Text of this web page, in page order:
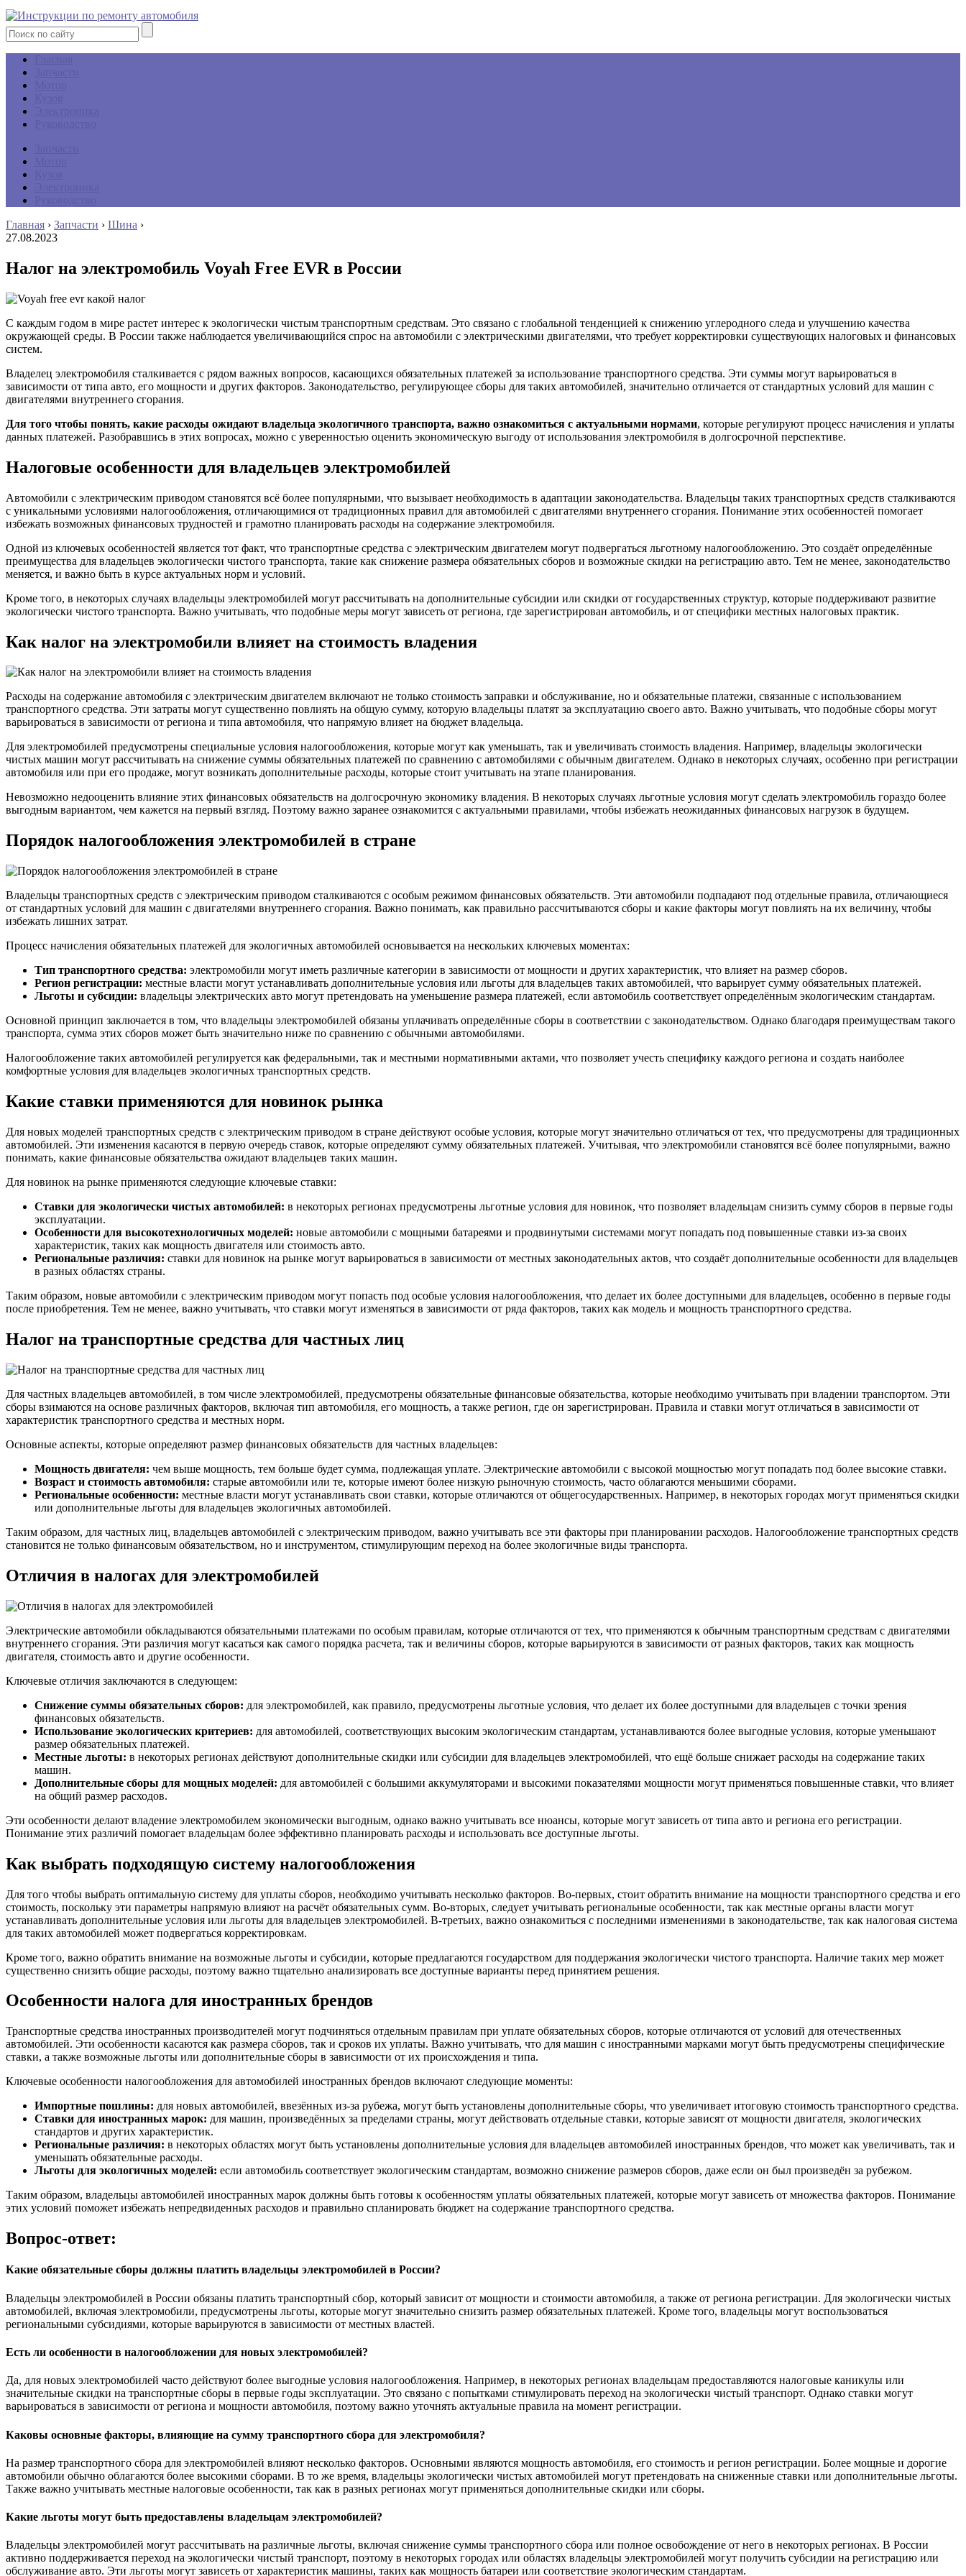
Главная › Запчасти › Шина ›
27.08.2023
Налог на электромобиль Voyah Free EVR в России
С каждым годом в мире растет интерес к экологически чистым транспортным средствам. Это связано с глобальной тенденцией к снижению углеродного следа и улучшению качества
окружающей среды. В России также наблюдается увеличивающийся спрос на автомобили с электрическими двигателями, что требует корректировки существующих налоговых и финансовых
систем.
Владелец электромобиля сталкивается с рядом важных вопросов, касающихся обязательных платежей за использование транспортного средства. Эти суммы могут варьироваться в
зависимости от типа авто, его мощности и других факторов. Законодательство, регулирующее сборы для таких автомобилей, значительно отличается от стандартных условий для машин с
двигателями внутреннего сгорания.
Для того чтобы понять, какие расходы ожидают владельца экологичного транспорта, важно ознакомиться с актуальными нормами, которые регулируют процесс начисления и уплаты
данных платежей. Разобравшись в этих вопросах, можно с уверенностью оценить экономическую выгоду от использования электромобиля в долгосрочной перспективе.
Налоговые особенности для владельцев электромобилей
Автомобили с электрическим приводом становятся всё более популярными, что вызывает необходимость в адаптации законодательства. Владельцы таких транспортных средств сталкиваются
с уникальными условиями налогообложения, отличающимися от традиционных правил для автомобилей с двигателями внутреннего сгорания. Понимание этих особенностей помогает
избежать возможных финансовых трудностей и грамотно планировать расходы на содержание электромобиля.
Одной из ключевых особенностей является тот факт, что транспортные средства с электрическим двигателем могут подвергаться льготному налогообложению. Это создаёт определённые
преимущества для владельцев экологически чистого транспорта, такие как снижение размера обязательных сборов и возможные скидки на регистрацию авто. Тем не менее, законодательство
меняется, и важно быть в курсе актуальных норм и условий.
Кроме того, в некоторых случаях владельцы электромобилей могут рассчитывать на дополнительные субсидии или скидки от государственных структур, которые поддерживают развитие
экологически чистого транспорта. Важно учитывать, что подобные меры могут зависеть от региона, где зарегистрирован автомобиль, и от специфики местных налоговых практик.
Как налог на электромобили влияет на стоимость владения
Расходы на содержание автомобиля с электрическим двигателем включают не только стоимость заправки и обслуживание, но и обязательные платежи, связанные с использованием
транспортного средства. Эти затраты могут существенно повлиять на общую сумму, которую владельцы платят за эксплуатацию своего авто. Важно учитывать, что подобные сборы могут
варьироваться в зависимости от региона и типа автомобиля, что напрямую влияет на бюджет владельца.
Для электромобилей предусмотрены специальные условия налогообложения, которые могут как уменьшать, так и увеличивать стоимость владения. Например, владельцы экологически
чистых машин могут рассчитывать на снижение суммы обязательных платежей по сравнению с автомобилями с обычным двигателем. Однако в некоторых случаях, особенно при регистрации
автомобиля или при его продаже, могут возникать дополнительные расходы, которые стоит учитывать на этапе планирования.
Невозможно недооценить влияние этих финансовых обязательств на долгосрочную экономику владения. В некоторых случаях льготные условия могут сделать электромобиль гораздо более
выгодным вариантом, чем кажется на первый взгляд. Поэтому важно заранее ознакомится с актуальными правилами, чтобы избежать неожиданных финансовых нагрузок в будущем.
Порядок налогообложения электромобилей в стране
Владельцы транспортных средств с электрическим приводом сталкиваются с особым режимом финансовых обязательств. Эти автомобили подпадают под отдельные правила, отличающиеся
от стандартных условий для машин с двигателями внутреннего сгорания. Важно понимать, как правильно рассчитываются сборы и какие факторы могут повлиять на их величину, чтобы
избежать лишних затрат.
Процесс начисления обязательных платежей для экологичных автомобилей основывается на нескольких ключевых моментах:
Тип транспортного средства: электромобили могут иметь различные категории в зависимости от мощности и других характеристик, что влияет на размер сборов.
Регион регистрации: местные власти могут устанавливать дополнительные условия или льготы для владельцев таких автомобилей, что варьирует сумму обязательных платежей.
Льготы и субсидии: владельцы электрических авто могут претендовать на уменьшение размера платежей, если автомобиль соответствует определённым экологическим стандартам.
Основной принцип заключается в том, что владельцы электромобилей обязаны уплачивать определённые сборы в соответствии с законодательством. Однако благодаря преимуществам такого
транспорта, сумма этих сборов может быть значительно ниже по сравнению с обычными автомобилями.
Налогообложение таких автомобилей регулируется как федеральными, так и местными нормативными актами, что позволяет учесть специфику каждого региона и создать наиболее
комфортные условия для владельцев экологичных транспортных средств.
Какие ставки применяются для новинок рынка
Для новых моделей транспортных средств с электрическим приводом в стране действуют особые условия, которые могут значительно отличаться от тех, что предусмотрены для традиционных
автомобилей. Эти изменения касаются в первую очередь ставок, которые определяют сумму обязательных платежей. Учитывая, что электромобили становятся всё более популярными, важно
понимать, какие финансовые обязательства ожидают владельцев таких машин.
Для новинок на рынке применяются следующие ключевые ставки:
Ставки для экологически чистых автомобилей: в некоторых регионах предусмотрены льготные условия для новинок, что позволяет владельцам снизить сумму сборов в первые годы
эксплуатации.
Особенности для высокотехнологичных моделей: новые автомобили с мощными батареями и продвинутыми системами могут попадать под повышенные ставки из-за своих
характеристик, таких как мощность двигателя или стоимость авто.
Региональные различия: ставки для новинок на рынке могут варьироваться в зависимости от местных законодательных актов, что создаёт дополнительные особенности для владельцев
в разных областях страны.
Таким образом, новые автомобили с электрическим приводом могут попасть под особые условия налогообложения, что делает их более доступными для владельцев, особенно в первые годы
после приобретения. Тем не менее, важно учитывать, что ставки могут изменяться в зависимости от ряда факторов, таких как модель и мощность транспортного средства.
Налог на транспортные средства для частных лиц
Для частных владельцев автомобилей, в том числе электромобилей, предусмотрены обязательные финансовые обязательства, которые необходимо учитывать при владении транспортом. Эти
сборы взимаются на основе различных факторов, включая тип автомобиля, его мощность, а также регион, где он зарегистрирован. Правила и ставки могут отличаться в зависимости от
характеристик транспортного средства и местных норм.
Основные аспекты, которые определяют размер финансовых обязательств для частных владельцев:
Мощность двигателя: чем выше мощность, тем больше будет сумма, подлежащая уплате. Электрические автомобили с высокой мощностью могут попадать под более высокие ставки.
Возраст и стоимость автомобиля: старые автомобили или те, которые имеют более низкую рыночную стоимость, часто облагаются меньшими сборами.
Региональные особенности: местные власти могут устанавливать свои ставки, которые отличаются от общегосударственных. Например, в некоторых городах могут применяться скидки
или дополнительные льготы для владельцев экологичных автомобилей.
Таким образом, для частных лиц, владельцев автомобилей с электрическим приводом, важно учитывать все эти факторы при планировании расходов. Налогообложение транспортных средств
становится не только финансовым обязательством, но и инструментом, стимулирующим переход на более экологичные виды транспорта.
Отличия в налогах для электромобилей
Электрические автомобили обкладываются обязательными платежами по особым правилам, которые отличаются от тех, что применяются к обычным транспортным средствам с двигателями
внутреннего сгорания. Эти различия могут касаться как самого порядка расчета, так и величины сборов, которые варьируются в зависимости от разных факторов, таких как мощность
двигателя, стоимость авто и другие особенности.
Ключевые отличия заключаются в следующем:
Снижение суммы обязательных сборов: для электромобилей, как правило, предусмотрены льготные условия, что делает их более доступными для владельцев с точки зрения
финансовых обязательств.
Использование экологических критериев: для автомобилей, соответствующих высоким экологическим стандартам, устанавливаются более выгодные условия, которые уменьшают
размер обязательных платежей.
Местные льготы: в некоторых регионах действуют дополнительные скидки или субсидии для владельцев электромобилей, что ещё больше снижает расходы на содержание таких
машин.
Дополнительные сборы для мощных моделей: для автомобилей с большими аккумуляторами и высокими показателями мощности могут применяться повышенные ставки, что влияет
на общий размер расходов.
Эти особенности делают владение электромобилем экономически выгодным, однако важно учитывать все нюансы, которые могут зависеть от типа авто и региона его регистрации.
Понимание этих различий помогает владельцам более эффективно планировать расходы и использовать все доступные льготы.
Как выбрать подходящую систему налогообложения
Для того чтобы выбрать оптимальную систему для уплаты сборов, необходимо учитывать несколько факторов. Во-первых, стоит обратить внимание на мощности транспортного средства и его
стоимость, поскольку эти параметры напрямую влияют на расчёт обязательных сумм. Во-вторых, следует учитывать региональные особенности, так как местные органы власти могут
устанавливать дополнительные условия или льготы для владельцев электромобилей. В-третьих, важно ознакомиться с последними изменениями в законодательстве, так как налоговая система
для таких автомобилей может подвергаться корректировкам.
Кроме того, важно обратить внимание на возможные льготы и субсидии, которые предлагаются государством для поддержания экологически чистого транспорта. Наличие таких мер может
существенно снизить общие расходы, поэтому важно тщательно анализировать все доступные варианты перед принятием решения.
Особенности налога для иностранных брендов
Транспортные средства иностранных производителей могут подчиняться отдельным правилам при уплате обязательных сборов, которые отличаются от условий для отечественных
автомобилей. Эти особенности касаются как размера сборов, так и сроков их уплаты. Важно учитывать, что для машин с иностранными марками могут быть предусмотрены специфические
ставки, а также возможные льготы или дополнительные сборы в зависимости от их происхождения и типа.
Ключевые особенности налогообложения для автомобилей иностранных брендов включают следующие моменты:
Импортные пошлины: для новых автомобилей, ввезённых из-за рубежа, могут быть установлены дополнительные сборы, что увеличивает итоговую стоимость транспортного средства.
Ставки для иностранных марок: для машин, произведённых за пределами страны, могут действовать отдельные ставки, которые зависят от мощности двигателя, экологических
стандартов и других характеристик.
Региональные различия: в некоторых областях могут быть установлены дополнительные условия для владельцев автомобилей иностранных брендов, что может как увеличивать, так и
уменьшать обязательные расходы.
Льготы для экологичных моделей: если автомобиль соответствует экологическим стандартам, возможно снижение размеров сборов, даже если он был произведён за рубежом.
Таким образом, владельцы автомобилей иностранных марок должны быть готовы к особенностям уплаты обязательных платежей, которые могут зависеть от множества факторов. Понимание
этих условий поможет избежать непредвиденных расходов и правильно спланировать бюджет на содержание транспортного средства.
Вопрос-ответ:
Какие обязательные сборы должны платить владельцы электромобилей в России?
Владельцы электромобилей в России обязаны платить транспортный сбор, который зависит от мощности и стоимости автомобиля, а также от региона регистрации. Для экологически чистых
автомобилей, включая электромобили, предусмотрены льготы, которые могут значительно снизить размер обязательных платежей. Кроме того, владельцы могут воспользоваться
региональными субсидиями, которые варьируются в зависимости от местных властей.
Есть ли особенности в налогообложении для новых электромобилей?
Да, для новых электромобилей часто действуют более выгодные условия налогообложения. Например, в некоторых регионах владельцам предоставляются налоговые каникулы или
значительные скидки на транспортные сборы в первые годы эксплуатации. Это связано с попытками стимулировать переход на экологически чистый транспорт. Однако ставки могут
варьироваться в зависимости от региона и мощности автомобиля, поэтому важно уточнять актуальные правила на момент регистрации.
Каковы основные факторы, влияющие на сумму транспортного сбора для электромобиля?
На размер транспортного сбора для электромобилей влияют несколько факторов. Основными являются мощность автомобиля, его стоимость и регион регистрации. Более мощные и дорогие
автомобили обычно облагаются более высокими сборами. В то же время, владельцы экологически чистых автомобилей могут претендовать на сниженные ставки или дополнительные льготы.
Также важно учитывать местные налоговые особенности, так как в разных регионах могут применяться дополнительные скидки или сборы.
Какие льготы могут быть предоставлены владельцам электромобилей?
Владельцы электромобилей могут рассчитывать на различные льготы, включая снижение суммы транспортного сбора или полное освобождение от него в некоторых регионах. В России
активно поддерживается переход на экологически чистый транспорт, поэтому в некоторых городах или областях владельцы электромобилей могут получить субсидии на регистрацию или
обслуживание авто. Эти льготы могут зависеть от характеристик машины, таких как мощность батареи или соответствие экологическим стандартам.